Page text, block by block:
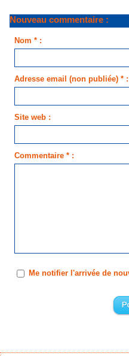
Nouveau commentaire :
Nom * :
Adresse email (non publiée) * :
Site web :
Commentaire * :
Me notifier l'arrivée de